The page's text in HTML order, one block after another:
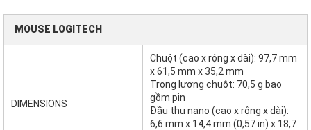
MOUSE LOGITECH
DIMENSIONS
Chuột (cao x rộng x dài): 97,7 mm
x 61,5 mm x 35,2 mm
Trọng lượng chuột: 70,5 g bao
gồm pin
Đầu thu nano (cao x rộng x dài):
6,6 mm x 14,4 mm (0,57 in) x 18,7